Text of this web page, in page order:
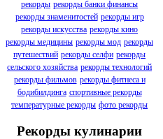
рекорды рекорды банки финансы
рекорды знаменитостей рекорды игр
рекорды искусства рекорды кино
рекорды медицины рекорды мод рекорды
путешествий рекорды селфи рекорды
сельского хозяйства рекорды технологий
рекорды фильмов рекорды фитнеса и
бодибилдинга спортивные рекорды
температурные рекорды фото рекорды
Рекорды кулинарии